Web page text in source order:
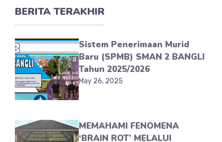
BERITA TERAKHIR
Sistem Penerimaan Murid
Baru (SPMB) SMAN 2 BANGLI
Tahun 2025/2026
May 26, 2025
MEMAHAMI FENOMENA
‘BRAIN ROT’ MELALUI